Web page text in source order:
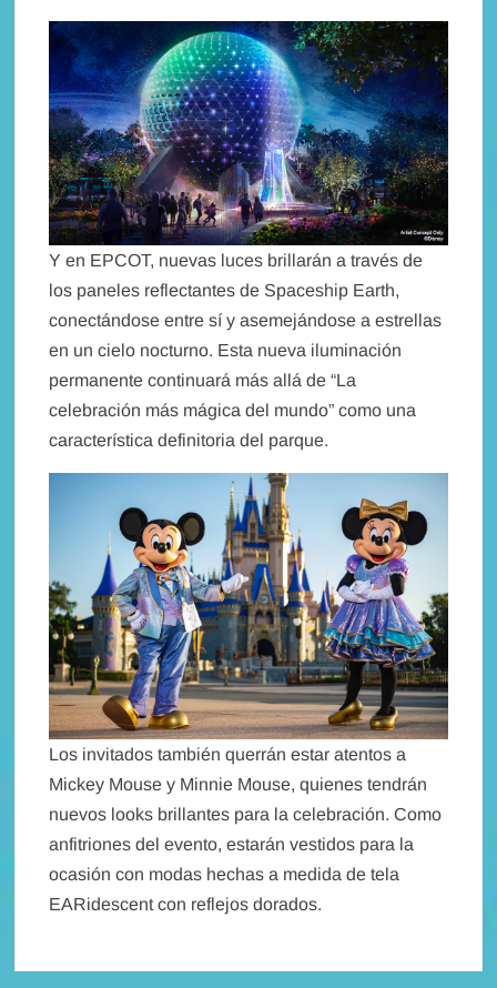
Y en EPCOT, nuevas luces brillarán a través de
los paneles reflectantes de Spaceship Earth,
conectándose entre sí y asemejándose a estrellas
en un cielo nocturno. Esta nueva iluminación
permanente continuará más allá de “La
celebración más mágica del mundo” como una
característica definitoria del parque.
Los invitados también querrán estar atentos a
Mickey Mouse y Minnie Mouse, quienes tendrán
nuevos looks brillantes para la celebración. Como
anfitriones del evento, estarán vestidos para la
ocasión con modas hechas a medida de tela
EARidescent con reflejos dorados.